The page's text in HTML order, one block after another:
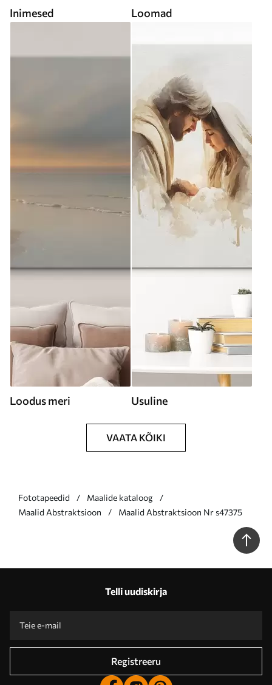
Inimesed Loomad
Loodus meri Usuline
VAATA KÕIKI
Fototapeedid
Maalide kataloog
Maalid Abstraktsioon
Maalid Abstraktsioon Nr s47375
Telli uudiskirja
Registreeru